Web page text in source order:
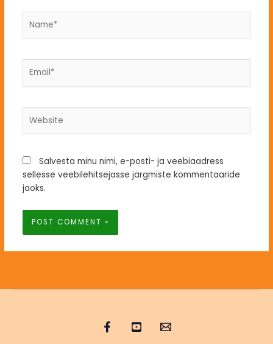
Salvesta minu nimi, e-posti- ja veebiaadress
sellesse veebilehitsejasse järgmiste kommentaaride
jaoks.